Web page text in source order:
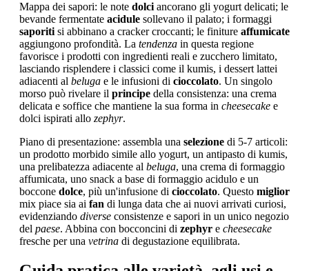
Mappa dei sapori: le note dolci ancorano gli yogurt delicati; le
bevande fermentate acidule sollevano il palato; i formaggi
saporiti si abbinano a cracker croccanti; le finiture affumicate
aggiungono profondità. La tendenza in questa regione
favorisce i prodotti con ingredienti reali e zucchero limitato,
lasciando risplendere i classici come il kumis, i dessert lattei
adiacenti al beluga e le infusioni di cioccolato. Un singolo
morso può rivelare il principe della consistenza: una crema
delicata e soffice che mantiene la sua forma in cheesecake e
dolci ispirati allo zephyr.
Piano di presentazione: assembla una selezione di 5-7 articoli:
un prodotto morbido simile allo yogurt, un antipasto di kumis,
una prelibatezza adiacente al beluga, una crema di formaggio
affumicata, uno snack a base di formaggio acidulo e un
boccone dolce, più un'infusione di cioccolato. Questo miglior
mix piace sia ai fan di lunga data che ai nuovi arrivati curiosi,
evidenziando diverse consistenze e sapori in un unico negozio
del paese. Abbina con bocconcini di zephyr e cheesecake
fresche per una vetrina di degustazione equilibrata.